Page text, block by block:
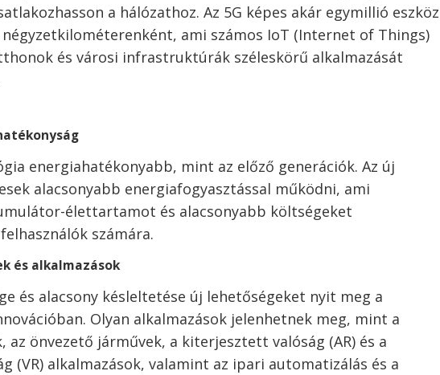
a hálózathoz. Az 5G képes akár egymillió eszköz
ami számos IoT (Internet of Things)
és városi infrastruktúrák széleskörű alkalmazását
energiahatékonyabb, mint az előző generációk. Az új
alacsonyabb energiafogyasztással működni, ami
élettartamot és alacsonyabb költségeket
számára.
és alkalmazások
és alacsony késleltetése új lehetőségeket nyit meg a
Olyan alkalmazások jelenhetnek meg, mint a
az önvezető járművek, a kiterjesztett valóság (AR) és a
(VR) alkalmazások, valamint az ipari automatizálás és a